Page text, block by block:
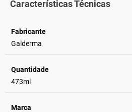
Características Técnicas
Fabricante
Galderma
Quantidade
473ml
Marca